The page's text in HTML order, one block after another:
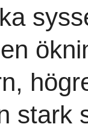
stark